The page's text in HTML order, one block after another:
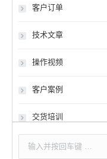
客户订单
技术文章
操作视频
客户案例
交货培训